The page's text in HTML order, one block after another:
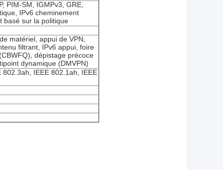
PIM-SM, IGMPv3, GRE,
IPv6 cheminement
basé sur la politique
matériel, appui de VPN,
filtrant, IPv6 appui, foire
dépistage précoce
dynamique (DMVPN)
802.3ah, IEEE 802.1ah, IEEE